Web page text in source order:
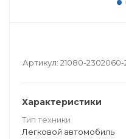
Артикул: 21080-2302060-
Характеристики
Тип техники
Легковой автомобиль